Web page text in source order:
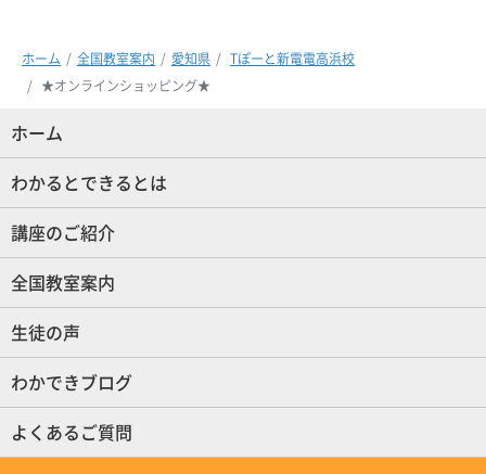
ホーム 全国教室案内 愛知県
Tぽーと新電電高浜校
★オンラインショッピング★
ホーム
わかるとできるとは
講座のご紹介
全国教室案内
生徒の声
わかできブログ
よくあるご質問